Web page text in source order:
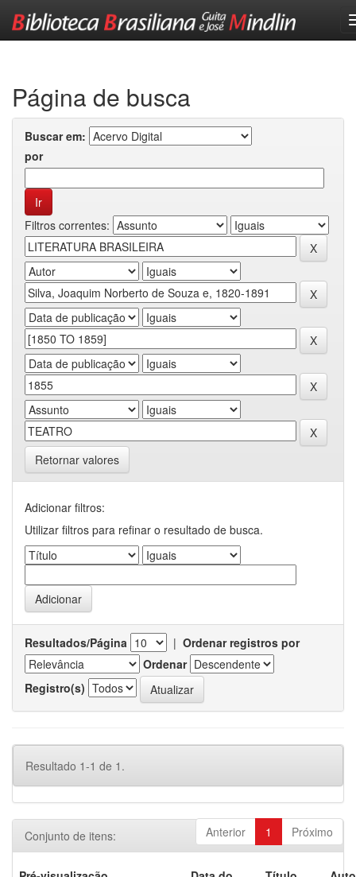
Página de busca
Buscar em:
por
Filtros correntes:
Retornar valores
Adicionar filtros:
Utilizar filtros para refinar o resultado de busca.
Resultados/Página | Ordenar registros por
Ordenar
Registro(s)
Resultado 1-1 de 1.
Anterior 1 Próximo
Conjunto de itens: